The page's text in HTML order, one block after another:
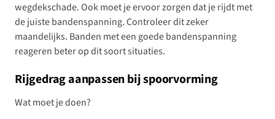
wegdekschade. Ook moet je ervoor zorgen dat je rijdt met
de juiste bandenspanning. Controleer dit zeker
maandelijks. Banden met een goede bandenspanning
reageren beter op dit soort situaties.
Rijgedrag aanpassen bij spoorvorming
Wat moet je doen?